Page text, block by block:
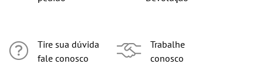
Tire sua dúvida
fale conosco
Trabalhe
conosco